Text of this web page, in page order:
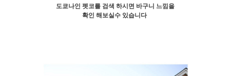
도쿄나인 펫코를 검색 하시면 바구니 느낌을
확인 해보실수 있습니다